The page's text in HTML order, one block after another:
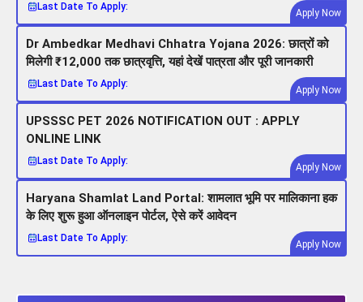
Last Date To Apply:
Apply Now
Dr Ambedkar Medhavi Chhatra Yojana 2026: छात्रों को
मिलेगी ₹12,000 तक छात्रवृत्ति, यहां देखें पात्रता और पूरी जानकारी
Last Date To Apply:
Apply Now
UPSSSC PET 2026 NOTIFICATION OUT : APPLY
ONLINE LINK
Last Date To Apply:
Apply Now
Haryana Shamlat Land Portal: शामलात भूमि पर मालिकाना हक
के लिए शुरू हुआ ऑनलाइन पोर्टल, ऐसे करें आवेदन
Last Date To Apply:
Apply Now